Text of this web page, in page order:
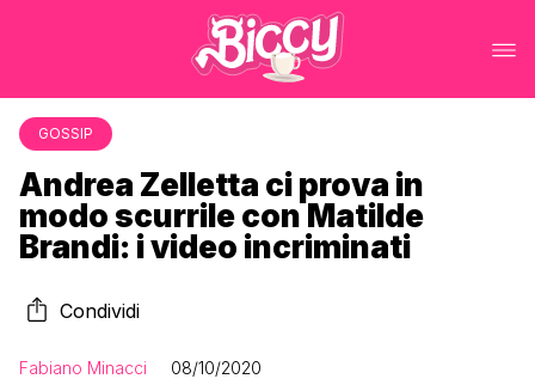
GOSSIP
Andrea Zelletta ci prova in
modo scurrile con Matilde
Brandi: i video incriminati
Condividi
Fabiano Minacci 08/10/2020